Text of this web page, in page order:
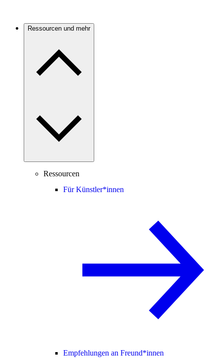
Ressourcen und mehr
Ressourcen
Für Künstler*innen
Empfehlungen an Freund*innen